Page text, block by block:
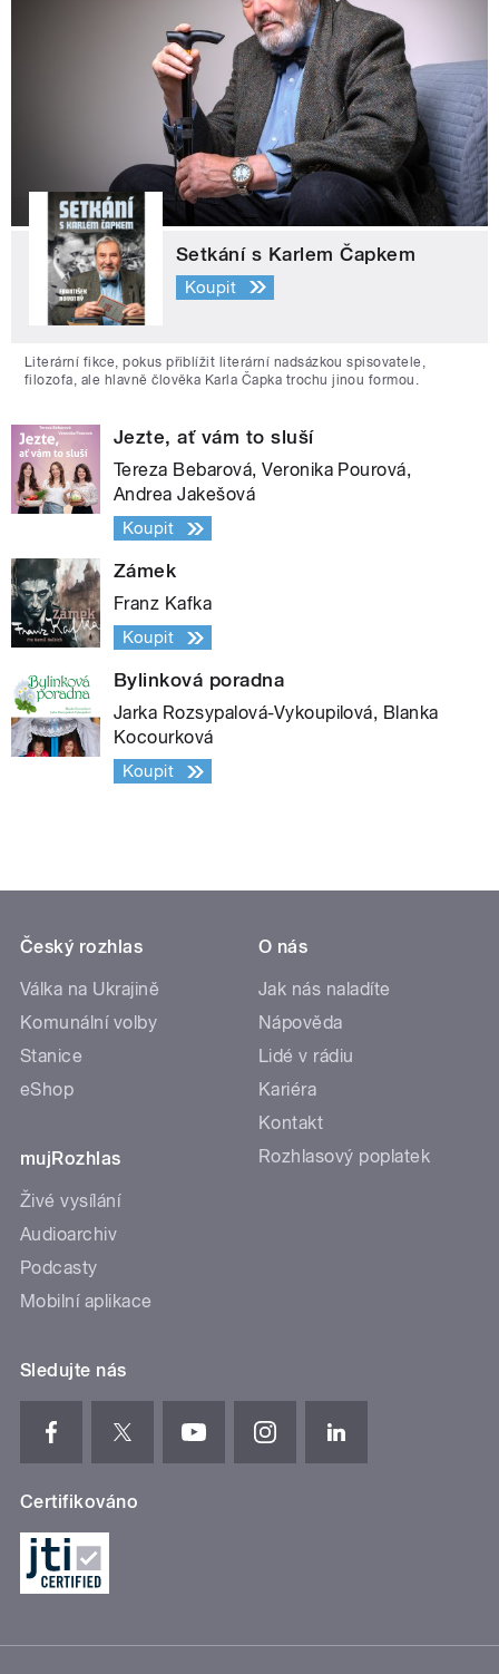
Setkání s Karlem Čapkem
Koupit
Literární fikce, pokus přiblížit literární nadsázkou spisovatele,
filozofa, ale hlavně člověka Karla Čapka trochu jinou formou.
Jezte, ať vám to sluší
Tereza Bebarová, Veronika Pourová,
Andrea Jakešová
Koupit
Zámek
Franz Kafka
Koupit
Bylinková poradna
Jarka Rozsypalová-Vykoupilová, Blanka
Kocourková
Koupit
Český rozhlas
Válka na Ukrajině
Komunální volby
Stanice
eShop
mujRozhlas
Živé vysílání
Audioarchiv
Podcasty
Mobilní aplikace
O nás
Jak nás naladíte
Nápověda
Lidé v rádiu
Kariéra
Kontakt
Rozhlasový poplatek
Sledujte nás
Certifikováno